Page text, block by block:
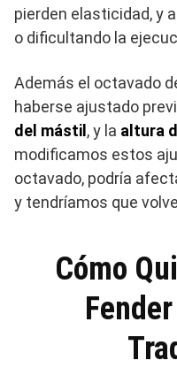
pierden elasticidad, y
o dificultando la
Además el octavado
haberse ajustado
del mástil , y la altura
modificamos estos
octavado, podría
y tendríamos que
Cómo